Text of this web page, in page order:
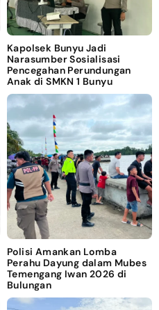
Kapolsek Bunyu Jadi
Narasumber Sosialisasi
Pencegahan Perundungan
Anak di SMKN 1 Bunyu
Polisi Amankan Lomba
Perahu Dayung dalam Mubes
Temengang Iwan 2026 di
Bulungan